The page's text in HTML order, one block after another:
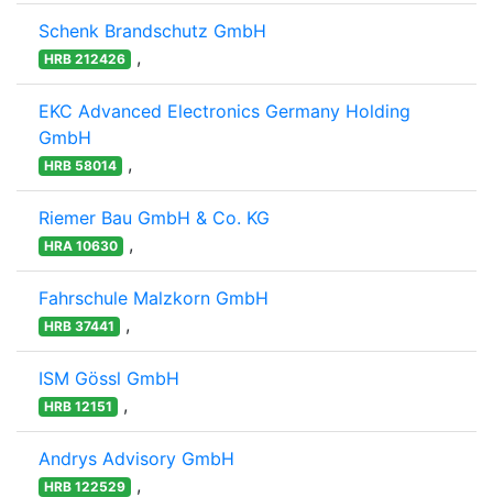
Schenk Brandschutz GmbH
HRB 212426 ,
EKC Advanced Electronics Germany Holding
GmbH
HRB 58014 ,
Riemer Bau GmbH & Co. KG
HRA 10630 ,
Fahrschule Malzkorn GmbH
HRB 37441 ,
ISM Gössl GmbH
HRB 12151 ,
Andrys Advisory GmbH
HRB 122529 ,